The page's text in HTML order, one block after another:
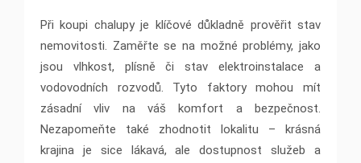
Při koupi chalupy je klíčové důkladně prověřit stav
nemovitosti. Zaměřte se na možné problémy, jako
jsou vlhkost, plísně či stav elektroinstalace a
vodovodních rozvodů. Tyto faktory mohou mít
zásadní vliv na váš komfort a bezpečnost.
Nezapomeňte také zhodnotit lokalitu – krásná
krajina je sice lákavá, ale dostupnost služeb a